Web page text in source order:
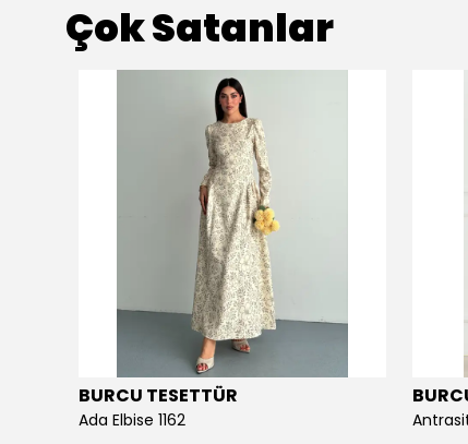
Çok Satanlar
BURCU TESETTÜR
Ada Elbise 1162